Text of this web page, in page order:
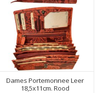
Dames Portemonnee Leer
18,5x11cm. Rood